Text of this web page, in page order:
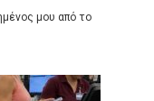
μου από το